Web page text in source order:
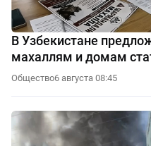
В Узбекистане
махаллям и домам
Общество6 августа 08:45